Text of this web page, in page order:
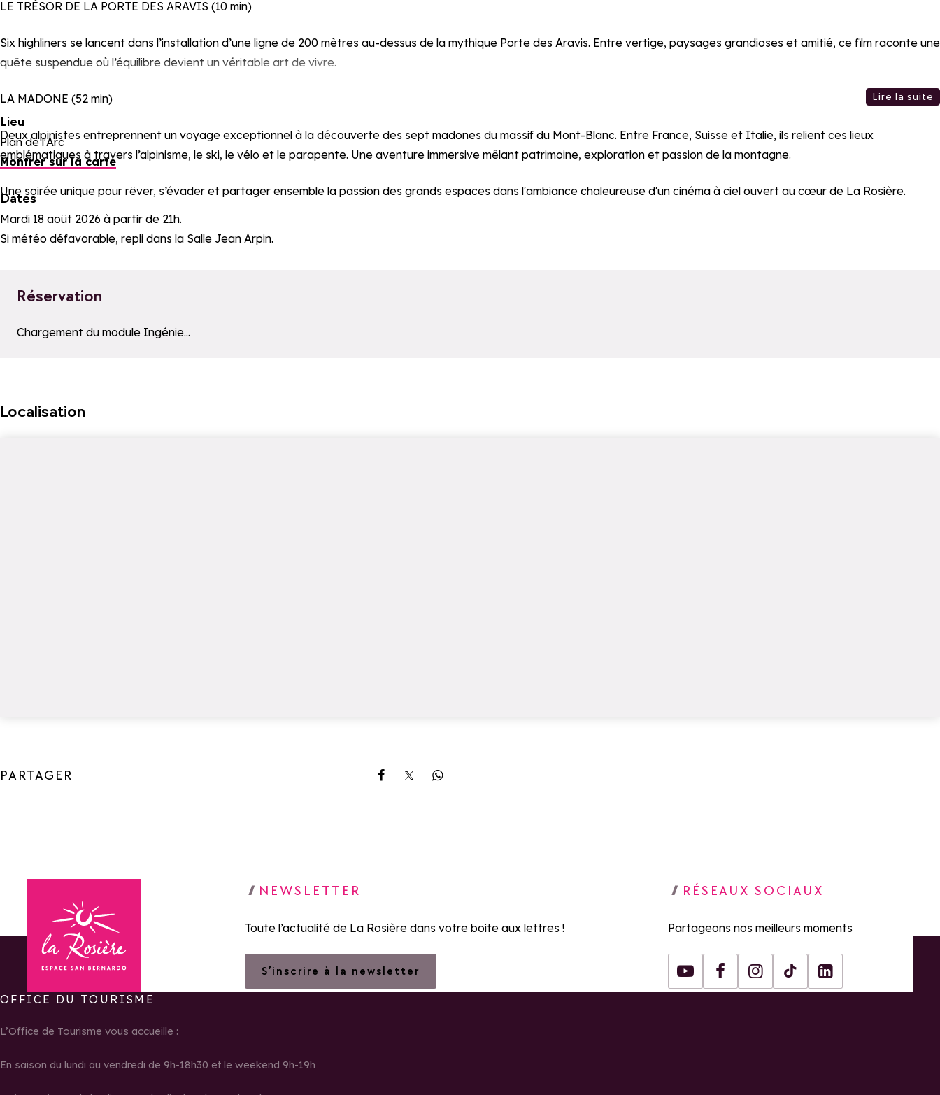
LE TRÉSOR DE LA PORTE DES ARAVIS (10 min)
Six highliners se lancent dans l’installation d’une ligne de 200 mètres au-dessus de la mythique Porte des Aravis. Entre vertige, paysages grandioses et amitié, ce film raconte une
quête suspendue où l’équilibre devient un véritable art de vivre.
LA MADONE (52 min)
Deux alpinistes entreprennent un voyage exceptionnel à la découverte des sept madones du massif du Mont-Blanc. Entre France, Suisse et Italie, ils relient ces lieux
emblématiques à travers l’alpinisme, le ski, le vélo et le parapente. Une aventure immersive mêlant patrimoine, exploration et passion de la montagne.
Une soirée unique pour rêver, s’évader et partager ensemble la passion des grands espaces dans l'ambiance chaleureuse d'un cinéma à ciel ouvert au cœur de La Rosière.
Lire la suite
Lieu
Plan de l'Arc
Montrer sur la carte
Dates
Mardi 18 août 2026 à partir de 21h.
Si météo défavorable, repli dans la Salle Jean Arpin.
Réservation
Le moteur de recherche ci-dessous est fourni par un prestataire tiers et n'est pas accessible aux technologies d’assistance.
Chargement du module Ingénie...
Localisation
PARTAGER
Partager sur Facebook
Partager sur X
Partager sur Whatsapp
Retour à la page d'accueil
NEWSLETTER
Toute l’actualité de La Rosière dans votre boite aux lettres !
S’inscrire à la newsletter
RÉSEAUX SOCIAUX
Partageons nos meilleurs moments
Youtube FacebookInstagram
Tiktok
LinkedIn
OFFICE DU TOURISME
L’Office de Tourisme vous accueille :
En saison du lundi au vendredi de 9h-18h30 et le weekend 9h-19h